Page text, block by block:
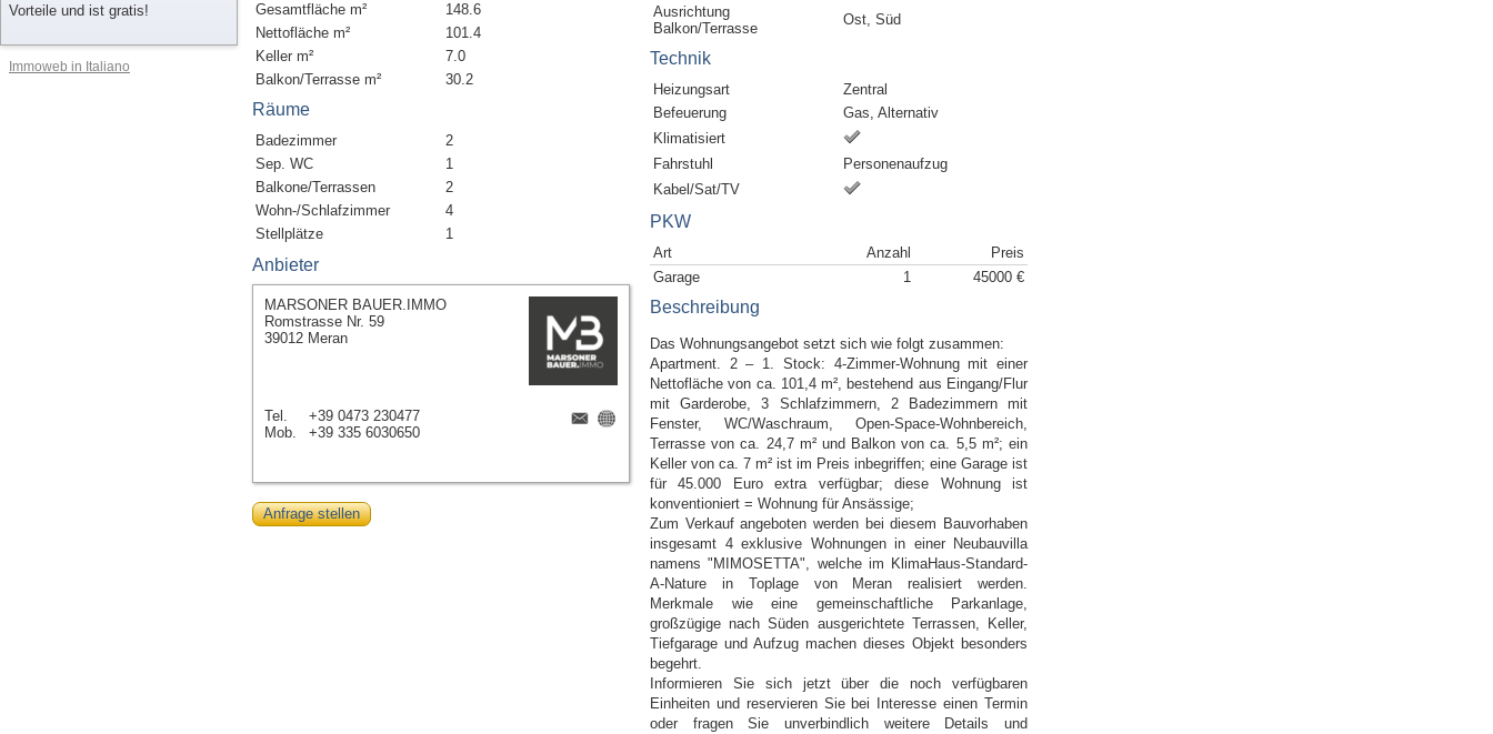
Vorteile und ist gratis!
Immoweb in Italiano
Gesamtfläche m²
148.6
Nettofläche m²
101.4
Keller m²
7.0
Balkon/Terrasse m²
30.2
Räume
Badezimmer
2
Sep. WC
1
Balkone/Terrassen
2
Wohn-/Schlafzimmer
4
Stellplätze
1
Ausrichtung
Balkon/Terrasse
Ost, Süd
Technik
Heizungsart
Zentral
Befeuerung
Gas, Alternativ
Klimatisiert
Fahrstuhl
Personenaufzug
Kabel/Sat/TV
PKW
Art Anzahl
Preis
Garage
1 45000 €
Beschreibung
Das Wohnungsangebot setzt sich wie folgt zusammen:
Apartment. 2 – 1. Stock: 4-Zimmer-Wohnung mit einer
Nettofläche von ca. 101,4 m², bestehend aus Eingang/Flur
mit Garderobe, 3 Schlafzimmern, 2 Badezimmern mit
Fenster, WC/Waschraum, Open-Space-Wohnbereich,
Terrasse von ca. 24,7 m² und Balkon von ca. 5,5 m²; ein
Keller von ca. 7 m² ist im Preis inbegriffen; eine Garage ist
für 45.000 Euro extra verfügbar; diese Wohnung ist
konventioniert = Wohnung für Ansässige;
Zum Verkauf angeboten werden bei diesem Bauvorhaben
insgesamt 4 exklusive Wohnungen in einer Neubauvilla
namens "MIMOSETTA", welche im KlimaHaus-Standard-
A-Nature in Toplage von Meran realisiert werden.
Merkmale wie eine gemeinschaftliche Parkanlage,
großzügige nach Süden ausgerichtete Terrassen, Keller,
Tiefgarage und Aufzug machen dieses Objekt besonders
begehrt.
Informieren Sie sich jetzt über die noch verfügbaren
Einheiten und reservieren Sie bei Interesse einen Termin
oder fragen Sie unverbindlich weitere Details und
Anbieter
MARSONER BAUER.IMMO
Romstrasse Nr. 59
39012 Meran
Tel.
+39 0473 230477
Mob.
+39 335 6030650
Anfrage stellen